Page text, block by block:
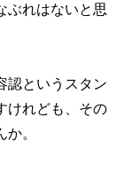
ぶれはないと思
認というスタン
けれども、その
。